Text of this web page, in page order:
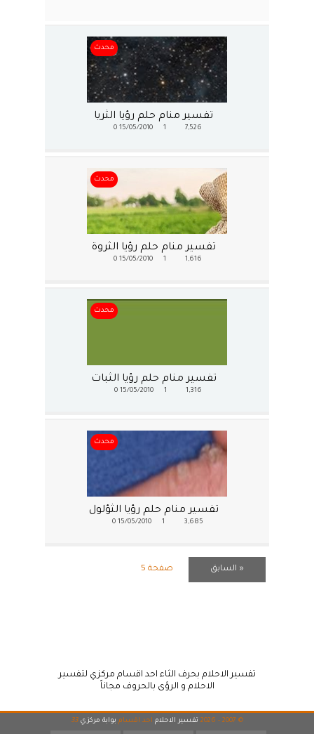
محدث
تفسير منام حلم رؤيا الثريا
7,526
15/05/2010
0
محدث
تفسير منام حلم رؤيا الثروة
1,616
15/05/2010
0
محدث
تفسير منام حلم رؤيا الثبات
1,316
15/05/2010
0
محدث
تفسير منام حلم رؤيا الثؤلول
3,685
15/05/2010
0
« السابق صفحة 5
تفسير الاحلام بحرف الثاء احد اقسام مركزي لتفسير
الاحلام و الرؤى بالحروف مجاناً
© 2007 - 2026 تفسير الاحلام احد اقسام بوابة مركزي 33